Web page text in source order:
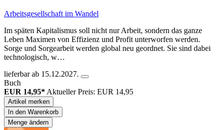
Arbeitsgesellschaft im Wandel
Im späten Kapitalismus soll nicht nur Arbeit, sondern das ganze
Leben Maximen von Effizienz und Profit unterworfen werden.
Sorge und Sorgearbeit werden global neu geordnet. Sie sind dabei
technologisch, w…
lieferbar ab 15.12.2027.
Buch
EUR 14,95* Aktueller Preis: EUR 14,95
Artikel merken
In den Warenkorb
Menge ändern